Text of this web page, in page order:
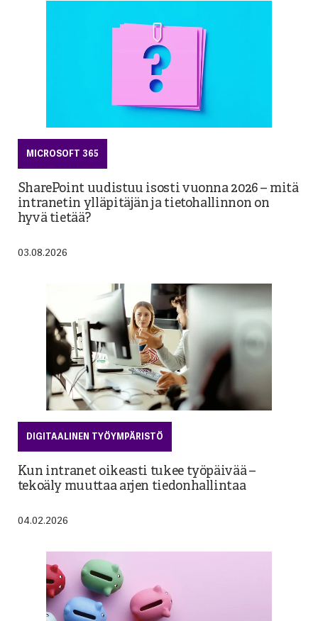
MICROSOFT 365
SharePoint uudistuu isosti vuonna 2026 – mitä
intranetin ylläpitäjän ja tietohallinnon on
hyvä tietää?
03.08.2026
DIGITAALINEN TYÖYMPÄRISTÖ
Kun intranet oikeasti tukee työpäivää –
tekoäly muuttaa arjen tiedonhallintaa
04.02.2026